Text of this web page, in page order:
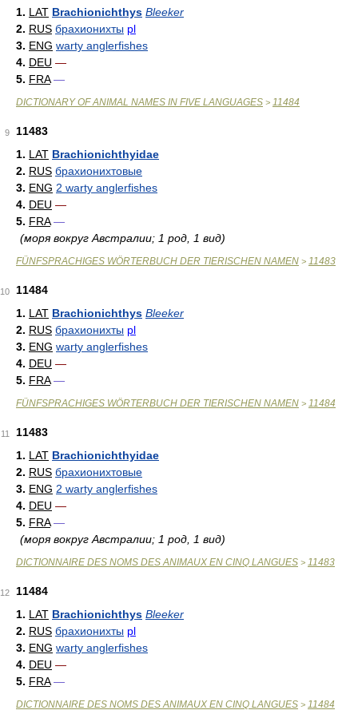
1. LAT Brachionichthys Bleeker
2. RUS брахионихты pl
3. ENG warty anglerfishes
4. DEU —
5. FRA —
DICTIONARY OF ANIMAL NAMES IN FIVE LANGUAGES > 11484
9
11483
1. LAT Brachionichthyidae
2. RUS брахионихтовые
3. ENG 2 warty anglerfishes
4. DEU —
5. FRA —
(моря вокруг Австралии; 1 род, 1 вид)
FÜNFSPRACHIGES WÖRTERBUCH DER TIERISCHEN NAMEN > 11483
10
11484
1. LAT Brachionichthys Bleeker
2. RUS брахионихты pl
3. ENG warty anglerfishes
4. DEU —
5. FRA —
FÜNFSPRACHIGES WÖRTERBUCH DER TIERISCHEN NAMEN > 11484
11
11483
1. LAT Brachionichthyidae
2. RUS брахионихтовые
3. ENG 2 warty anglerfishes
4. DEU —
5. FRA —
(моря вокруг Австралии; 1 род, 1 вид)
DICTIONNAIRE DES NOMS DES ANIMAUX EN CINQ LANGUES > 11483
12
11484
1. LAT Brachionichthys Bleeker
2. RUS брахионихты pl
3. ENG warty anglerfishes
4. DEU —
5. FRA —
DICTIONNAIRE DES NOMS DES ANIMAUX EN CINQ LANGUES > 11484